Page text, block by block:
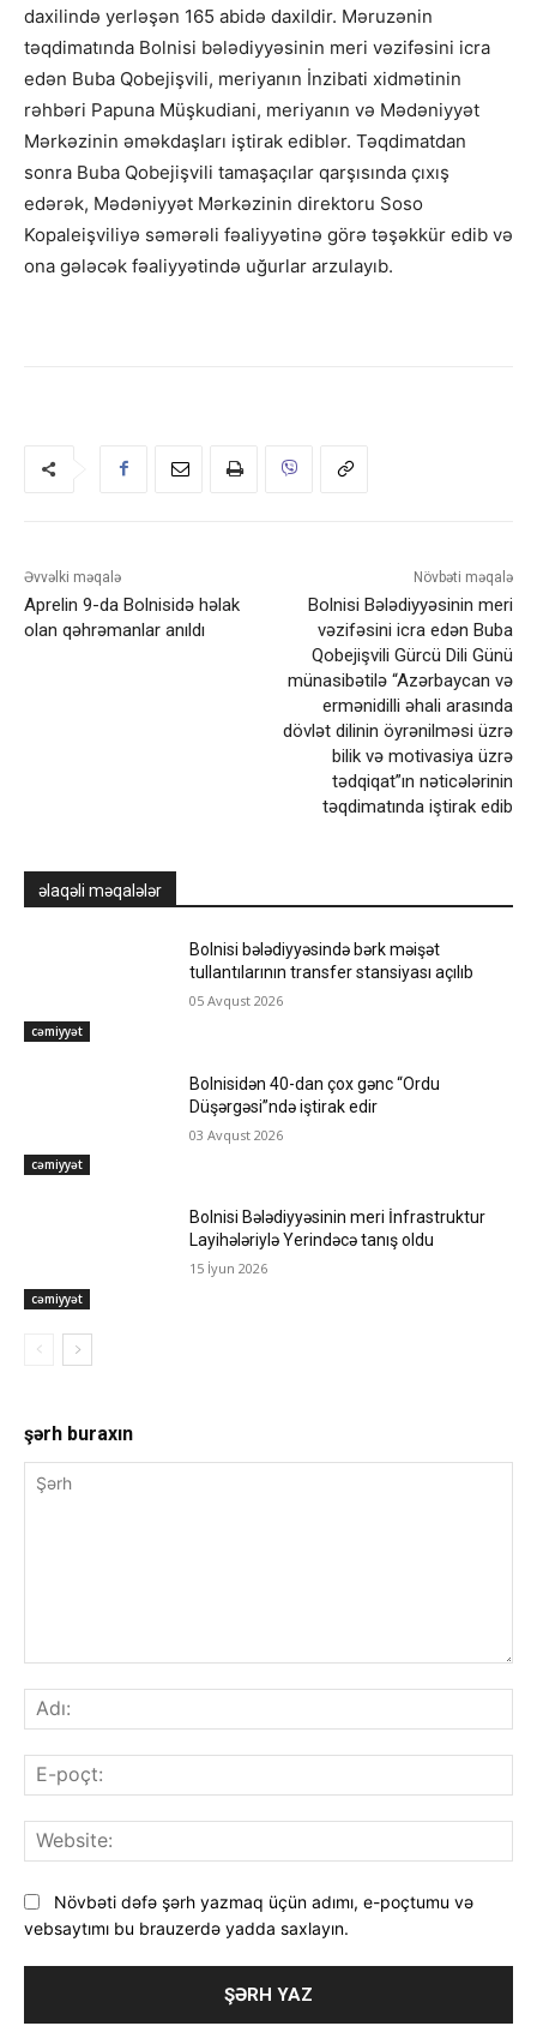
daxilində yerləşən 165 abidə daxildir. Məruzənin
təqdimatında Bolnisi bələdiyyəsinin meri vəzifəsini icra
edən Buba Qobejişvili, meriyanın İnzibati xidmətinin
rəhbəri Papuna Müşkudiani, meriyanın və Mədəniyyət
Mərkəzinin əməkdaşları iştirak ediblər. Təqdimatdan
sonra Buba Qobejişvili tamaşaçılar qarşısında çıxış
edərək, Mədəniyyət Mərkəzinin direktoru Soso
Kopaleişviliyə səmərəli fəaliyyətinə görə təşəkkür edib və
ona gələcək fəaliyyətində uğurlar arzulayıb.
Əvvəlki məqalə
Aprelin 9-da Bolnisidə həlak
olan qəhrəmanlar anıldı
Növbəti məqalə
Bolnisi Bələdiyyəsinin meri
vəzifəsini icra edən Buba
Qobejişvili Gürcü Dili Günü
münasibətilə “Azərbaycan və
ermənidilli əhali arasında
dövlət dilinin öyrənilməsi üzrə
bilik və motivasiya üzrə
tədqiqat”ın nəticələrinin
təqdimatında iştirak edib
əlaqəli məqalələr
cəmiyyət
Bolnisi bələdiyyəsində bərk məişət
tullantılarının transfer stansiyası açılıb
05 Avqust 2026
cəmiyyət
Bolnisidən 40-dan çox gənc “Ordu
Düşərgəsi”ndə iştirak edir
03 Avqust 2026
cəmiyyət
Bolnisi Bələdiyyəsinin meri İnfrastruktur
Layihələriylə Yerindəcə tanış oldu
15 İyun 2026
şərh buraxın
Növbəti dəfə şərh yazmaq üçün adımı, e-poçtumu və
vebsaytımı bu brauzerdə yadda saxlayın.